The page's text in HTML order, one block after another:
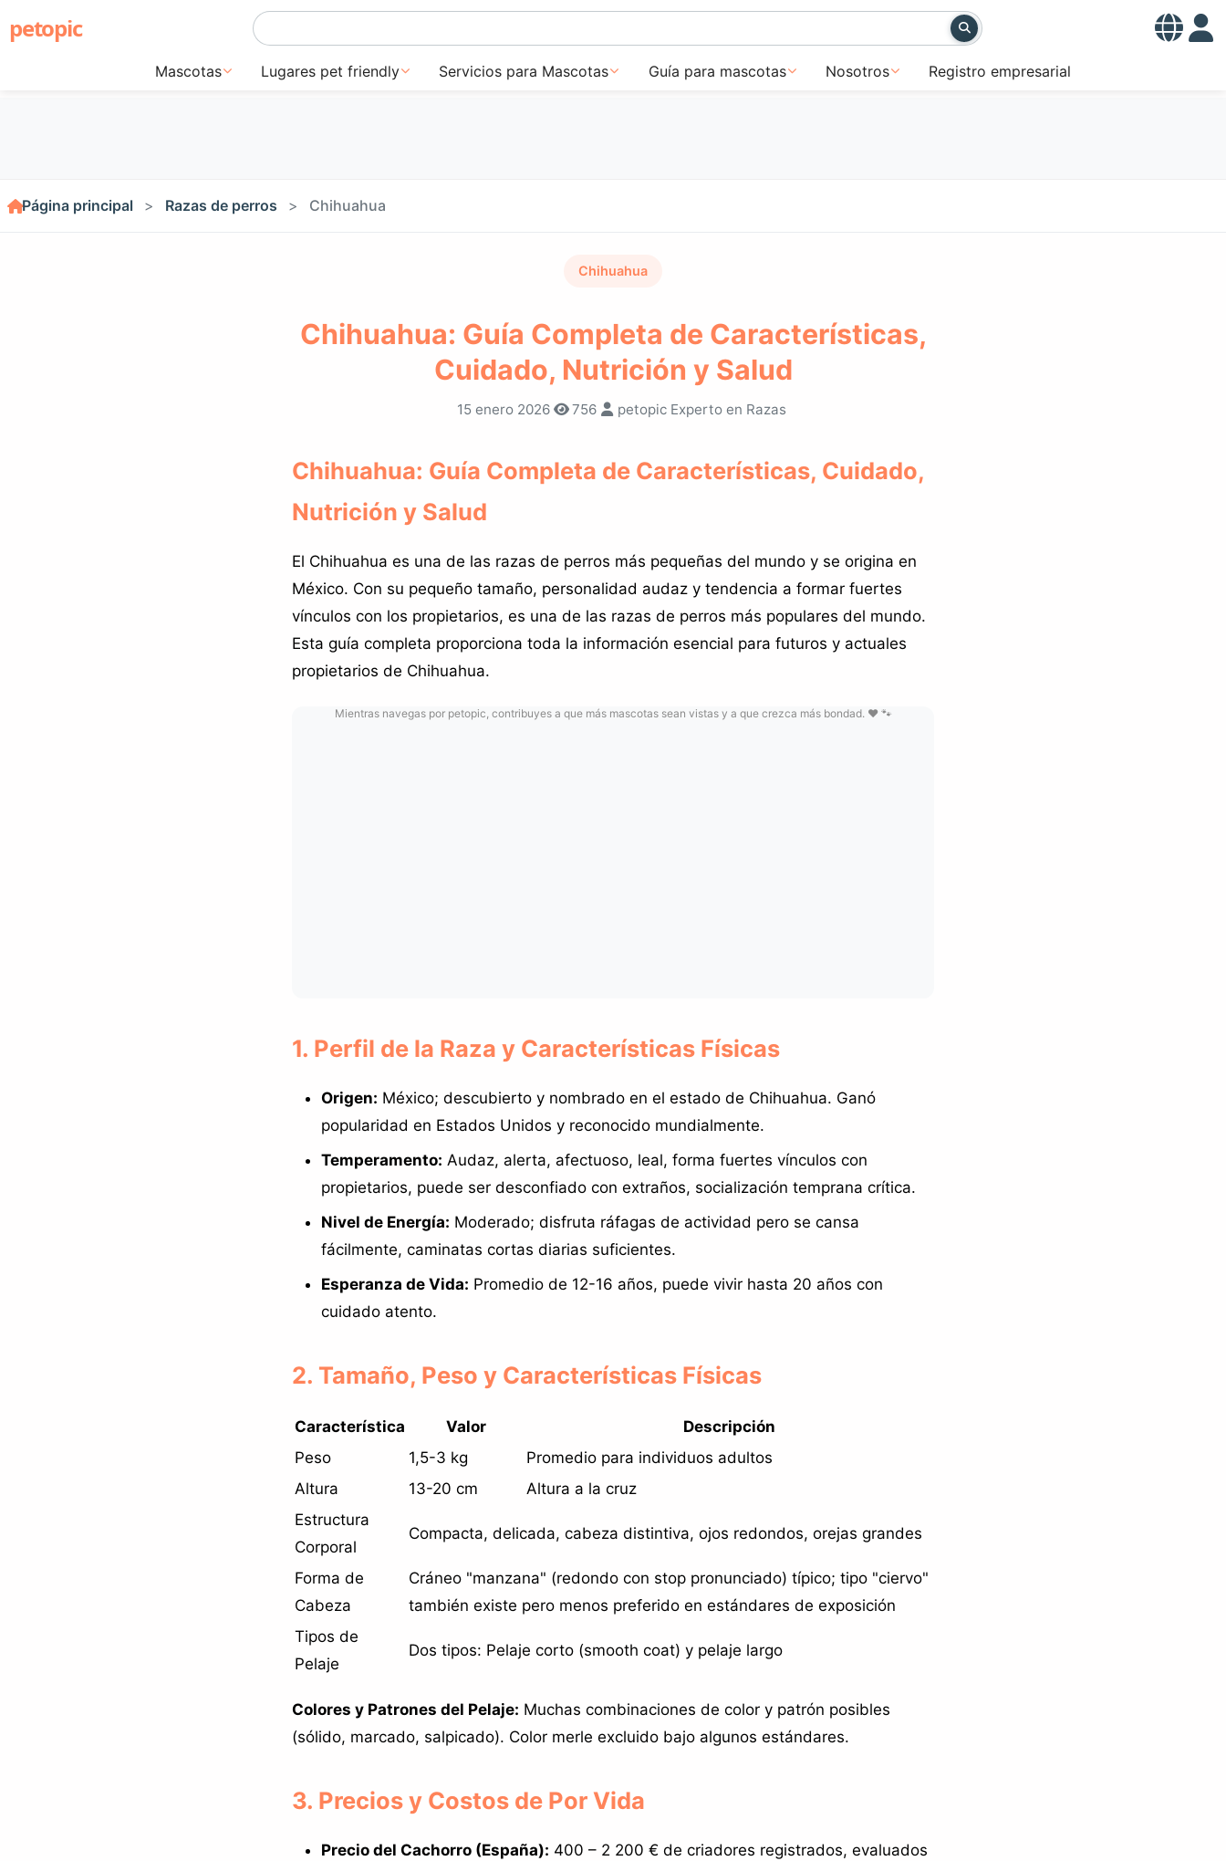
petopic
Mascotas Lugares pet friendly Servicios para Mascotas Guía para mascotas Nosotros Registro empresarial
Página principal Razas de perros Chihuahua
Chihuahua
Chihuahua: Guía Completa de Características,
Cuidado, Nutrición y Salud
15 enero 2026 756 petopic Experto en Razas
Chihuahua: Guía Completa de Características, Cuidado,
Nutrición y Salud
El Chihuahua es una de las razas de perros más pequeñas del mundo y se origina en
México. Con su pequeño tamaño, personalidad audaz y tendencia a formar fuertes
vínculos con los propietarios, es una de las razas de perros más populares del mundo.
Esta guía completa proporciona toda la información esencial para futuros y actuales
propietarios de Chihuahua.
Mientras navegas por petopic, contribuyes a que más mascotas sean vistas y a que crezca más bondad. ❤️ 🐾
1. Perfil de la Raza y Características Físicas
Origen: México; descubierto y nombrado en el estado de Chihuahua. Ganó
popularidad en Estados Unidos y reconocido mundialmente.
Temperamento: Audaz, alerta, afectuoso, leal, forma fuertes vínculos con
propietarios, puede ser desconfiado con extraños, socialización temprana crítica.
Nivel de Energía: Moderado; disfruta ráfagas de actividad pero se cansa
fácilmente, caminatas cortas diarias suficientes.
Esperanza de Vida: Promedio de 12-16 años, puede vivir hasta 20 años con
cuidado atento.
2. Tamaño, Peso y Características Físicas
Característica Valor
Descripción
Peso
1,5-3 kg
Promedio para individuos adultos
Altura
13-20 cm
Altura a la cruz
Estructura
Corporal
Compacta, delicada, cabeza distintiva, ojos redondos, orejas grandes
Forma de
Cabeza
Cráneo "manzana" (redondo con stop pronunciado) típico; tipo "ciervo"
también existe pero menos preferido en estándares de exposición
Tipos de
Pelaje
Dos tipos: Pelaje corto (smooth coat) y pelaje largo
Colores y Patrones del Pelaje: Muchas combinaciones de color y patrón posibles
(sólido, marcado, salpicado). Color merle excluido bajo algunos estándares.
3. Precios y Costos de Por Vida
Precio del Cachorro (España): 400 – 2 200 € de criadores registrados, evaluados